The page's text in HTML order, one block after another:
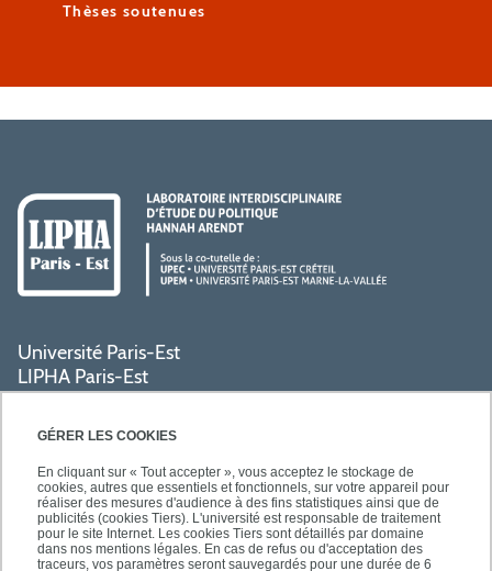
GÉRER LES COOKIES
En cliquant sur « Tout accepter », vous acceptez le stockage de
cookies, autres que essentiels et fonctionnels, sur votre appareil pour
réaliser des mesures d'audience à des fins statistiques ainsi que de
publicités (cookies Tiers). L'université est responsable de traitement
pour le site Internet. Les cookies Tiers sont détaillés par domaine
dans nos mentions légales. En cas de refus ou d'acceptation des
traceurs, vos paramètres seront sauvegardés pour une durée de 6
Thèses soutenues
Université Paris-Est
LIPHA Paris-Est
Campus Centre de Créteil
61, avenue du Général de Gaulle
PRATIQUE